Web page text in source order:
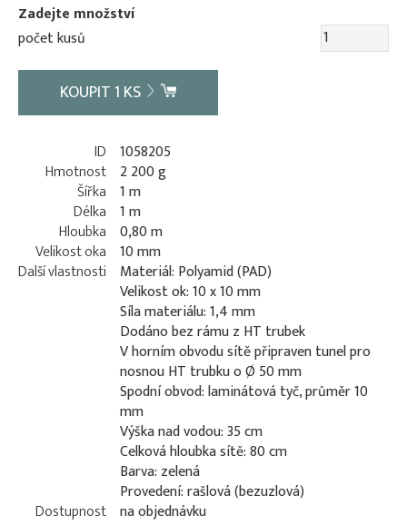
Zadejte množství
počet kusů
KOUPIT1 KS
ID 1058205
Hmotnost 2 200 g
Šířka 1 m
Délka 1 m
Hloubka 0,80 m
Velikost oka 10 mm
Další vlastnosti
Materiál: Polyamid (PAD)
Velikost ok: 10 x 10 mm
Síla materiálu: 1,4 mm
Dodáno bez rámu z HT trubek
V horním obvodu sítě připraven tunel pro
nosnou HT trubku o Ø 50 mm
Spodní obvod: laminátová tyč, průměr 10
mm
Výška nad vodou: 35 cm
Celková hloubka sítě: 80 cm
Barva: zelená
Provedení: rašlová (bezuzlová)
Dostupnost na objednávku